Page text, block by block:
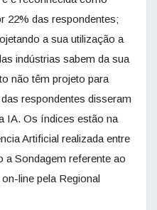
22% das respondentes;
a sua utilização a
indústrias sabem da sua
não têm projeto para
respondentes disseram
IA. Os índices estão na
Artificial realizada entre
a Sondagem referente ao
line pela Regional